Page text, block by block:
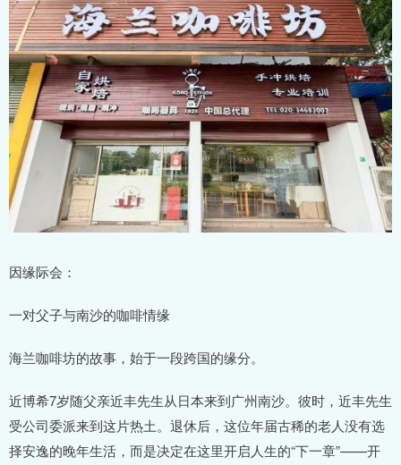
因缘际会：
一对父子与南沙的咖啡情缘
海兰咖啡坊的故事，始于一段跨国的缘分。
近博希7岁随父亲近丰先生从日本来到广州南沙。彼时，近丰先生
受公司委派来到这片热土。退休后，这位年届古稀的老人没有选
择安逸的晚年生活，而是决定在这里开启人生的“下一章”——开